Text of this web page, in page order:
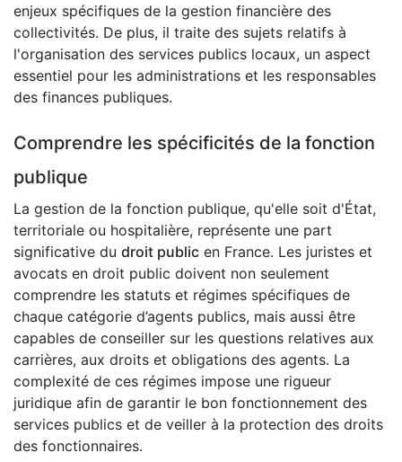
enjeux spécifiques de la gestion financière des
collectivités. De plus, il traite des sujets relatifs à
l'organisation des services publics locaux, un aspect
essentiel pour les administrations et les responsables
des finances publiques.
Comprendre les spécificités de la fonction
publique
La gestion de la fonction publique, qu'elle soit d'État,
territoriale ou hospitalière, représente une part
significative du droit public en France. Les juristes et
avocats en droit public doivent non seulement
comprendre les statuts et régimes spécifiques de
chaque catégorie d’agents publics, mais aussi être
capables de conseiller sur les questions relatives aux
carrières, aux droits et obligations des agents. La
complexité de ces régimes impose une rigueur
juridique afin de garantir le bon fonctionnement des
services publics et de veiller à la protection des droits
des fonctionnaires.